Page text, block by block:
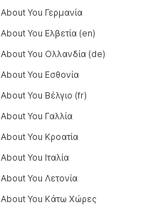
About You Γερμανία
About You Ελβετία (en)
About You Ολλανδία (de)
About You Εσθονία
About You Βέλγιο (fr)
About You Γαλλία
About You Κροατία
About You Ιταλία
About You Λετονία
About You Κάτω Χώρες